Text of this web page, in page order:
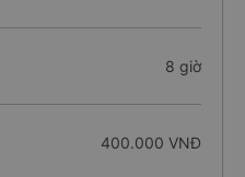
8 giờ
400.000 VNĐ